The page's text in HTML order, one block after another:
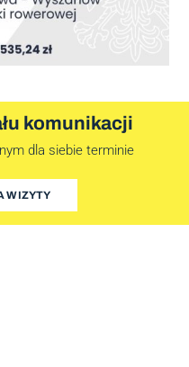
komunikacji
dla siebie terminie
WIZYTY